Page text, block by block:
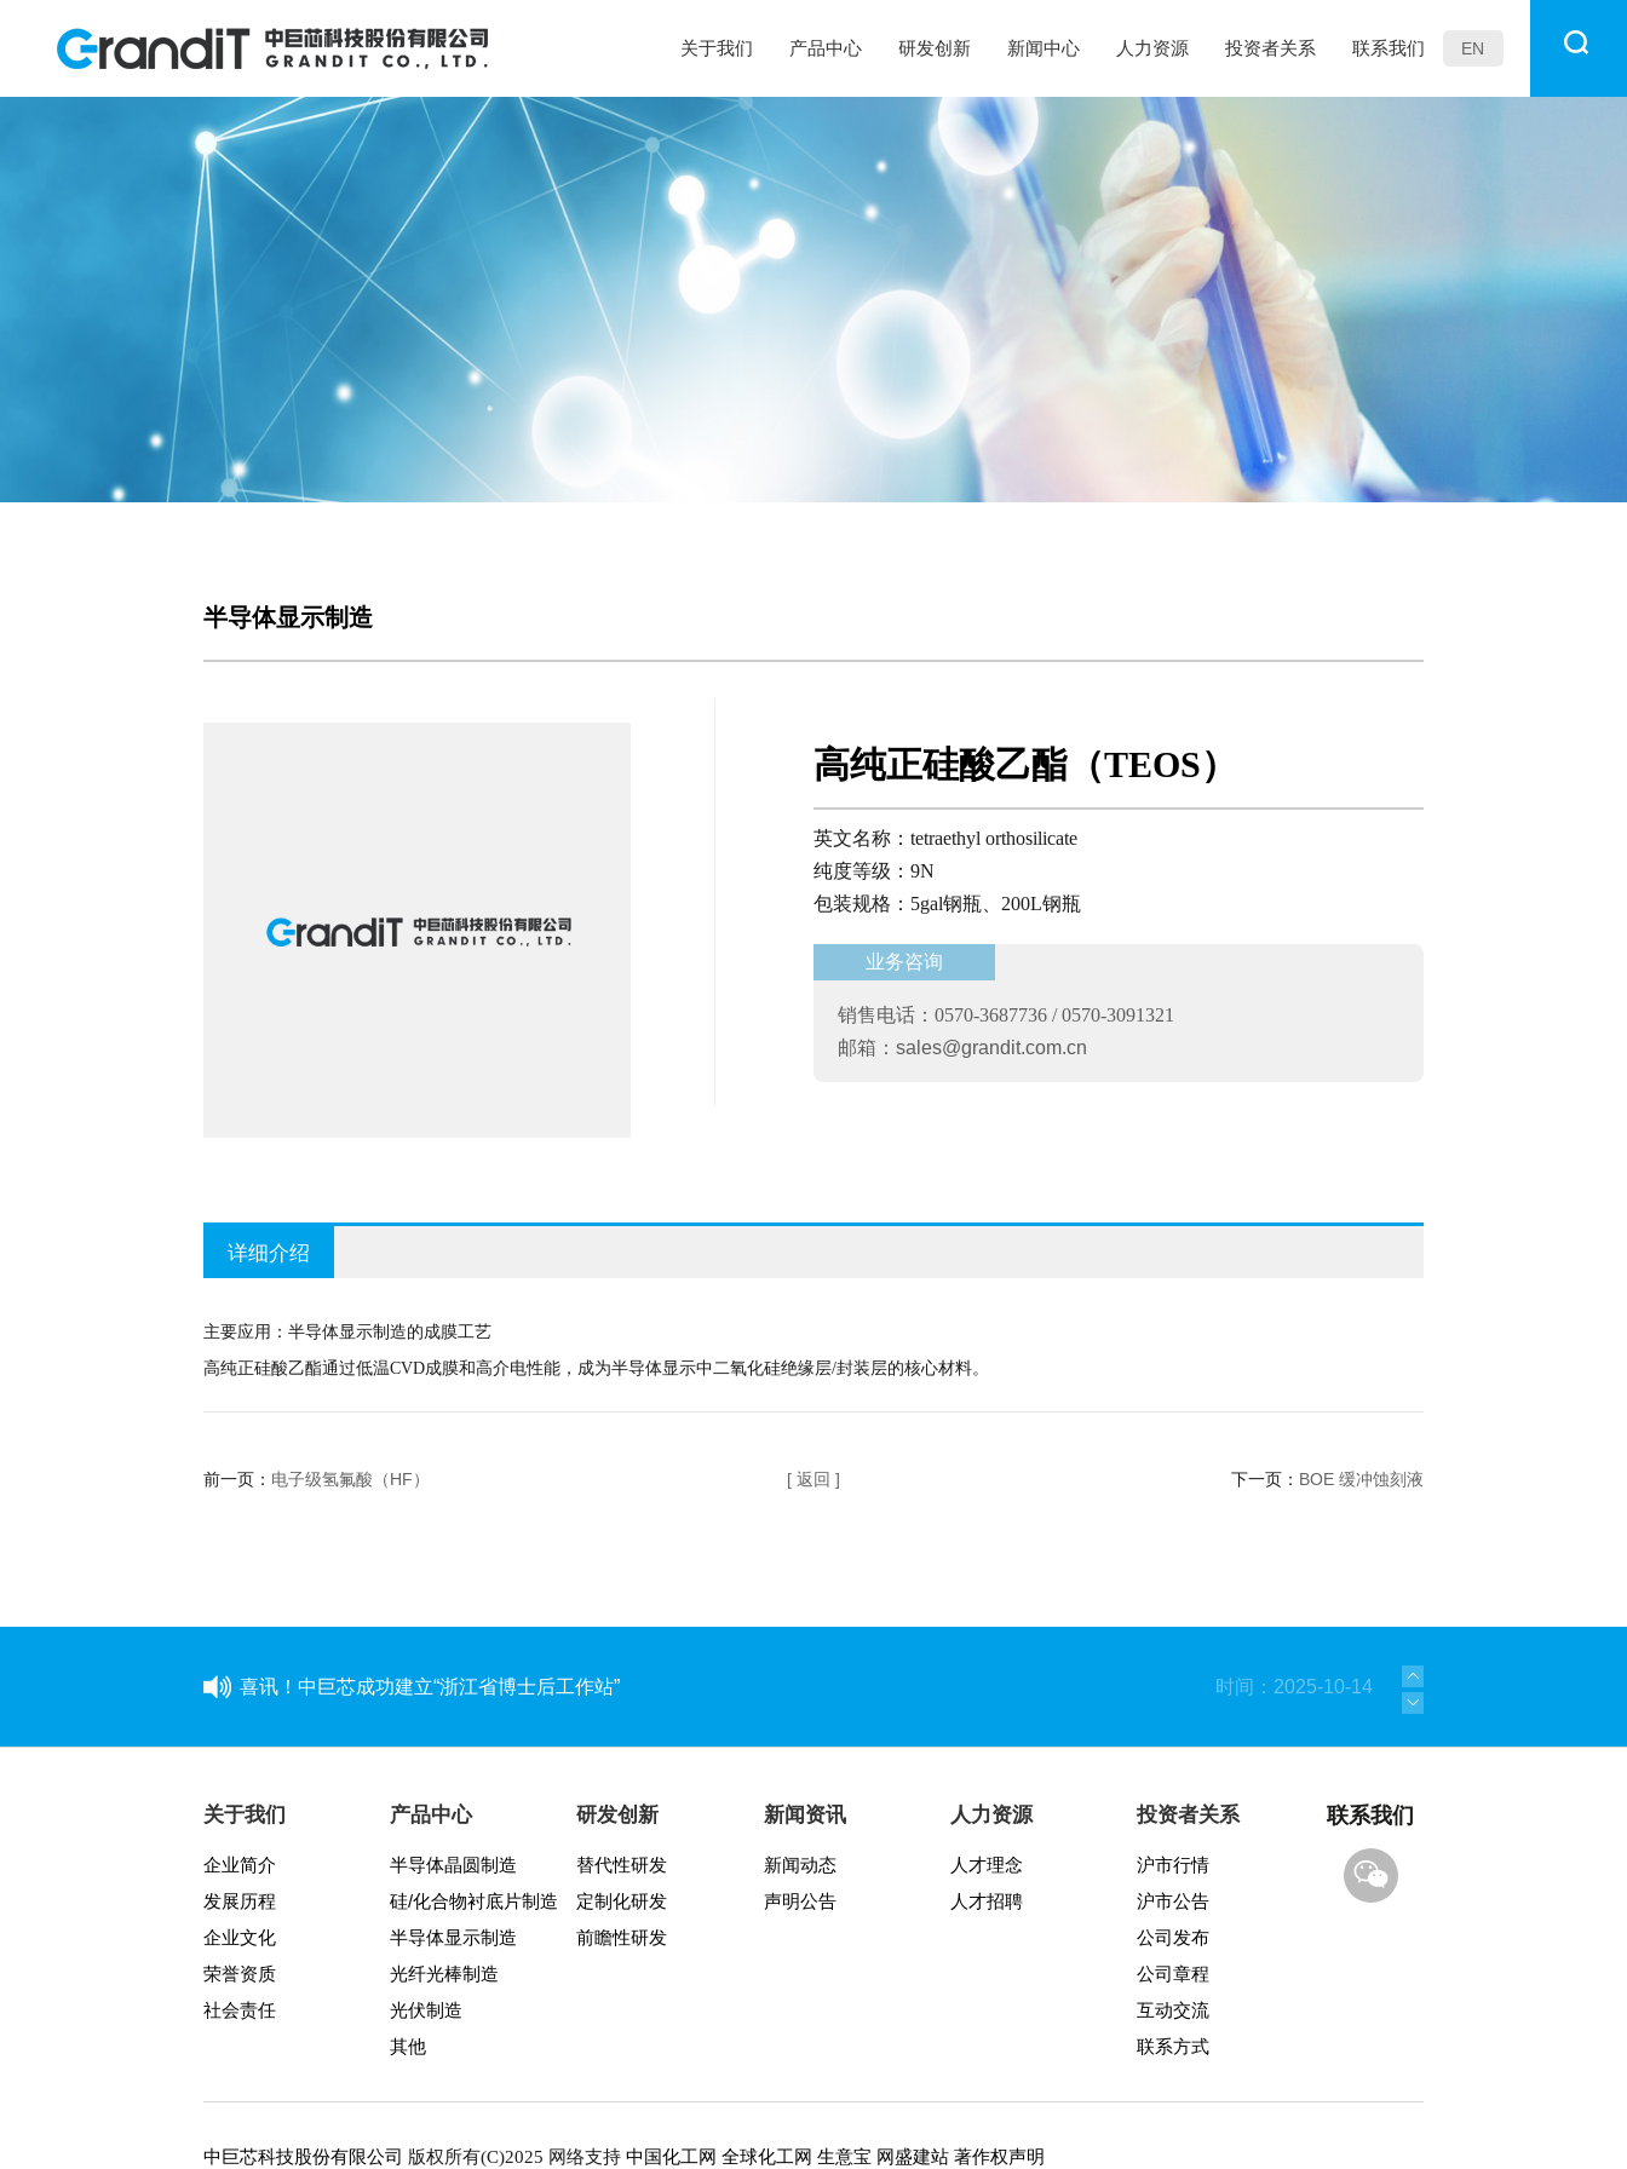
关于我们 产品中心 研发创新 新闻中心 人力资源 投资者关系 联系我们 EN
ABOUT US
关于我们
企业简介
发展历程
企业文化
荣誉资质
社会责任
PRODUCTS
产品中心
半导体晶圆制造
硅/化合物衬底片制造
半导体显示制造
光纤光棒制造
光伏制造
R&D
研发创新
替代性研发
前瞻性研发
NEWS
新闻中心
新闻动态
声明公告
HUMAN RESOURCES
人力资源
人才理念
人才招聘
INVESTOR RELATIONS
投资者关系
半导体显示制造
高纯正硅酸乙酯（TEOS）
英文名称：tetraethyl orthosilicate
纯度等级：9N
包装规格：5gal钢瓶、200L钢瓶
业务咨询
销售电话：0570-3687736 / 0570-3091321
邮箱： sales@grandit.com.cn
详细介绍
主要应用：半导体显示制造的成膜工艺
高纯正硅酸乙酯通过低温CVD成膜和高介电性能，成为半导体显示中二氧化硅绝缘层/封装层的核心材料。
前一页： 电子级氢氟酸（HF） [ 返回 ] 下一页： BOE 缓冲蚀刻液
喜讯！中巨芯成功建立“浙江省博士后工作站” 时间：2025-10-14
同心同行 见证成长——中巨芯上市两周年纪念活动圆满结束 时间：2025-09-08
学芯谱理念 做靠谱者--中巨芯靠谱文化宣讲月活动圆满收官 时间：2025-06-05
因为靠谱 所以信赖 | 中巨芯《芯谱》发布会暨“靠谱2025-2027”落地规划启动仪式 时间：2025-01-21
中巨芯(688549)今日成功登陆上交所科创板！
中巨芯参展SEMICON China 2021
八年靠谱路 芯程共奔赴——首届靠谱文化节开幕式暨八周年庆活动圆满举行
关于我们
企业简介
发展历程
企业文化
荣誉资质
社会责任
产品中心
半导体晶圆制造
硅/化合物衬底片制造
半导体显示制造
光纤光棒制造
光伏制造
其他
研发创新
替代性研发
定制化研发
前瞻性研发
新闻资讯
新闻动态
声明公告
人力资源
人才理念
人才招聘
投资者关系
沪市行情
沪市公告
公司发布
公司章程
互动交流
联系方式
联系我们
中巨芯科技股份有限公司 版权所有(C)2025 网络支持 中国化工网 全球化工网 生意宝 网盛建站 著作权声明